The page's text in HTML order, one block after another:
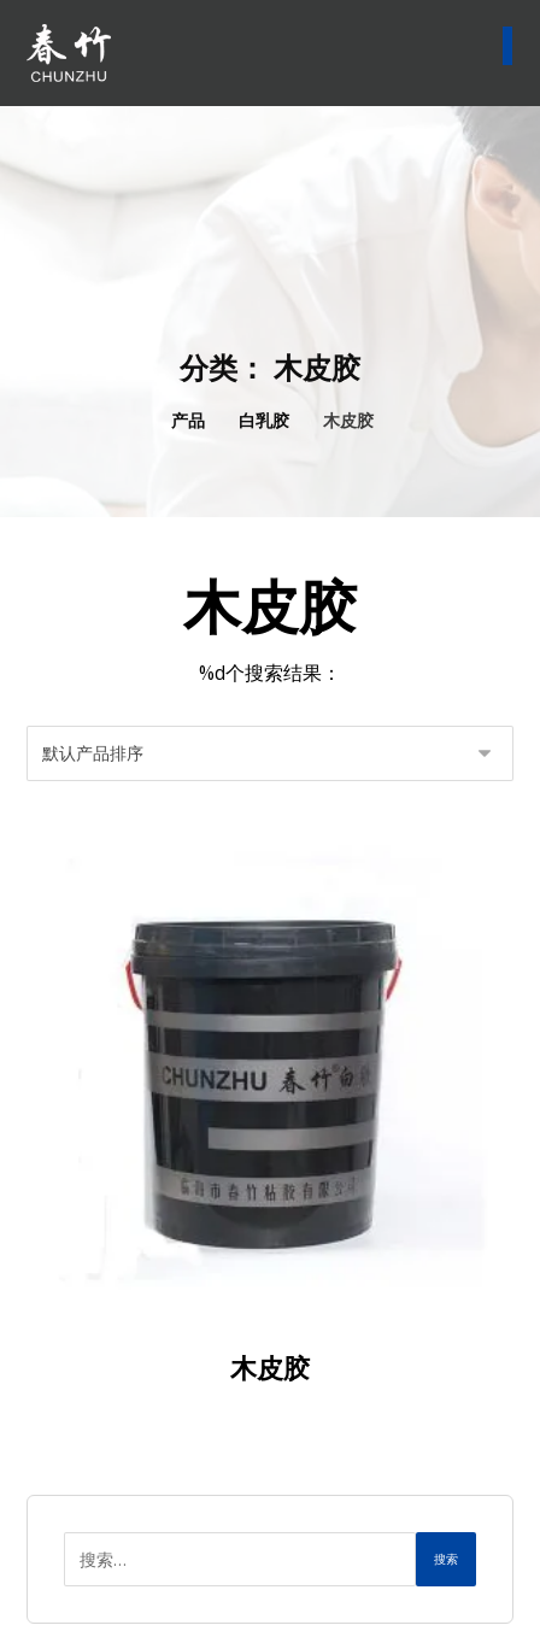
分类： 木皮胶
产品 白乳胶 木皮胶
木皮胶
%d个搜索结果：
木皮胶
搜索